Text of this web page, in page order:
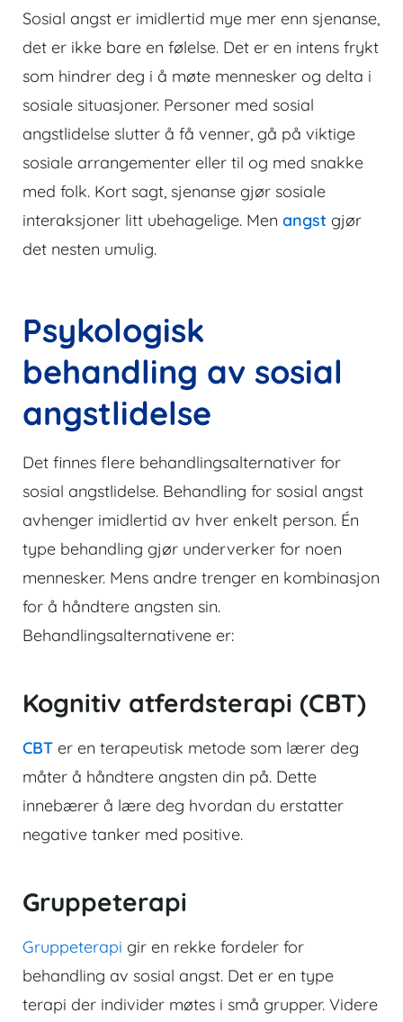
Sosial angst er imidlertid mye mer enn sjenanse,
det er ikke bare en følelse. Det er en intens frykt
som hindrer deg i å møte mennesker og delta i
sosiale situasjoner. Personer med sosial
angstlidelse slutter å få venner, gå på viktige
sosiale arrangementer eller til og med snakke
med folk. Kort sagt, sjenanse gjør sosiale
interaksjoner litt ubehagelige. Men angst gjør
det nesten umulig.
Psykologisk
behandling av sosial
angstlidelse
Det finnes flere behandlingsalternativer for
sosial angstlidelse. Behandling for sosial angst
avhenger imidlertid av hver enkelt person. Én
type behandling gjør underverker for noen
mennesker. Mens andre trenger en kombinasjon
for å håndtere angsten sin.
Behandlingsalternativene er:
Kognitiv atferdsterapi (CBT)
CBT er en terapeutisk metode som lærer deg
måter å håndtere angsten din på. Dette
innebærer å lære deg hvordan du erstatter
negative tanker med positive.
Gruppeterapi
Gruppeterapi gir en rekke fordeler for
behandling av sosial angst. Det er en type
terapi der individer møtes i små grupper. Videre